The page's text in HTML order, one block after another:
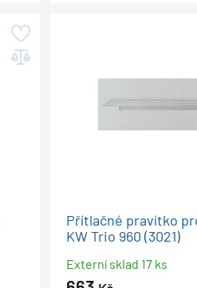
Přítlačné pravítko
KW Trio 960 (3021)
Externí sklad 17 ks